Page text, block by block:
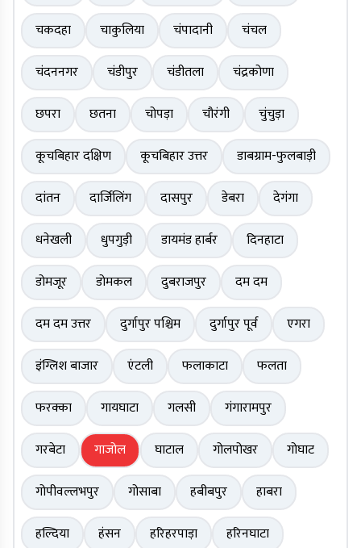
चकदहा
चाकुलिया चंपादानी
चंचल
चंदननगर
चंडीपुर चंडीतला
चंद्रकोणा
छपरा
छतना चोपड़ा चौरंगी
चुंचुड़ा
कूचबिहार दक्षिण
कूचबिहार उत्तर
डाबग्राम-फुलबाड़ी
दांतन
दार्जिलिंग दासपुर डेबरा
देगंगा
धनेखली
धुपगुड़ी डायमंड हार्बर
दिनहाटा
डोमजूर
डोमकल दुबराजपुर
दम दम
दम दम उत्तर
दुर्गापुर पश्चिम दुर्गापुर पूर्व
एगरा
इंग्लिश बाजार
एंटली फलाकाटा
फलता
फरक्का
गायघाटा गलसी
गंगारामपुर
गरबेटा
गाजोल घाटाल गोलपोखर
गोघाट
गोपीवल्लभपुर
गोसाबा हबीबपुर
हाबरा
हल्दिया
हंसन हरिहरपाड़ा
हरिनघाटा